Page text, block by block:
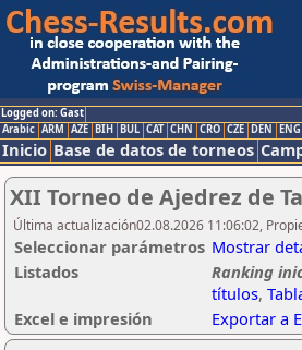
Logged on: Gast
Arabic ARM AZE BIH BUL CAT CHN CRO CZE DEN ENG
Inicio Base de datos de torneos
XII Torneo de Ajedrez de
Última actualización02.08.2026 11:06:02,
Seleccionar parámetros Mostrar
Listados
Ranking
títulos,
Excel e impresión
Exportar a